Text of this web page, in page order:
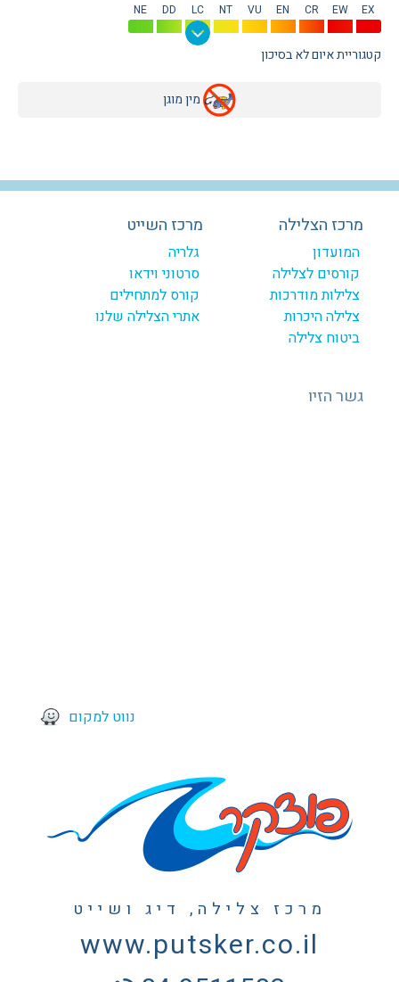
EX
EW
CR
EN
VU
NT
LC
DD
NE
קטגוריית איום לא בסיכון
מין מוגן
מרכז הצלילה
המועדון
קורסים לצלילה
צלילות מודרכות
צלילה היכרות
ביטוח צלילה
מרכז השייט
גלריה
סרטוני וידאו
קורס למתחילים
אתרי הצלילה שלנו
גשר הזיו
נווט למקום
מרכז צלילה, דיג ושייט
www.putsker.co.il